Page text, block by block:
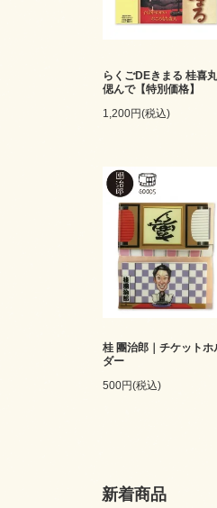
らくごDEきまる 桂喜
偲んで【特別価格】
1,200円(税込)
桂 團治郎｜チケットホ
ダー
500円(税込)
新着商品